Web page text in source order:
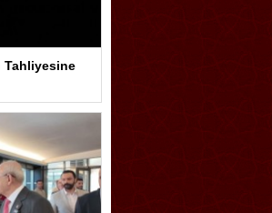
Tahliyesine